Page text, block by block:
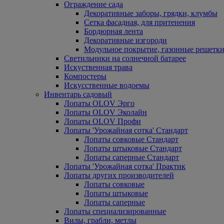
Ограждение сада
Декоративные заборы, грядки, клумбы
Сетка фасадная, для притенения
Бордюрная лента
Декоративные изгороди
Модульное покрытие, газонные
Светильники на солнечной батарее
Искуственная трава
Компостеры
Искусственные водоемы
Инвентарь садовый
Лопаты OLOV Эрго
Лопаты OLOV Эколайн
Лопаты OLOV Профи
Лопаты 'Урожайная сотка' Стандарт
Лопаты совковые Стандарт
Лопаты штыковые Стандарт
Лопаты саперные Стандарт
Лопаты 'Урожайная сотка' Практик
Лопаты других производителей
Лопаты совковые
Лопаты штыковые
Лопаты саперные
Лопаты специализированные
Вилы, грабли, метлы